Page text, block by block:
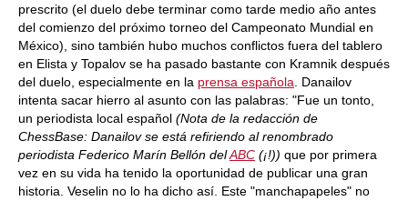
prescrito (el duelo debe terminar como tarde medio año antes
del comienzo del próximo torneo del Campeonato Mundial en
México), sino también hubo muchos conflictos fuera del tablero
en Elista y Topalov se ha pasado bastante con Kramnik después
del duelo, especialmente en la prensa española. Danailov
intenta sacar hierro al asunto con las palabras: "Fue un tonto,
un periodista local español (Nota de la redacción de
ChessBase: Danailov se está refiriendo al renombrado
periodista Federico Marín Bellón delABC (¡!)) que por primera
vez en su vida ha tenido la oportunidad de publicar una gran
historia. Veselin no lo ha dicho así. Este "manchapapeles" no